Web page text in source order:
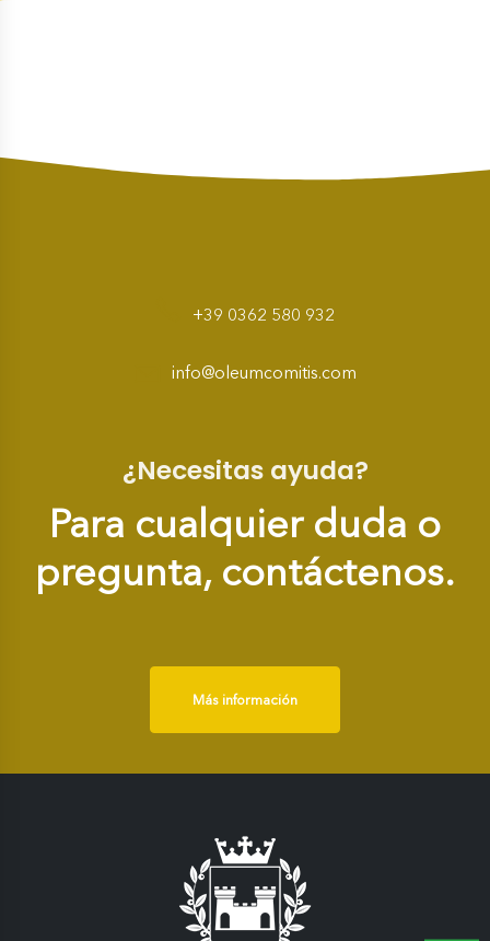
+39 0362 580 932
info@oleumcomitis.com
¿Necesitas ayuda?
Para cualquier duda o
pregunta, contáctenos.
Más información